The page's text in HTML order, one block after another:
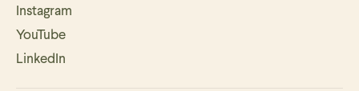
Instagram
YouTube
LinkedIn